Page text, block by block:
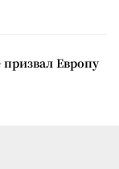
Европу